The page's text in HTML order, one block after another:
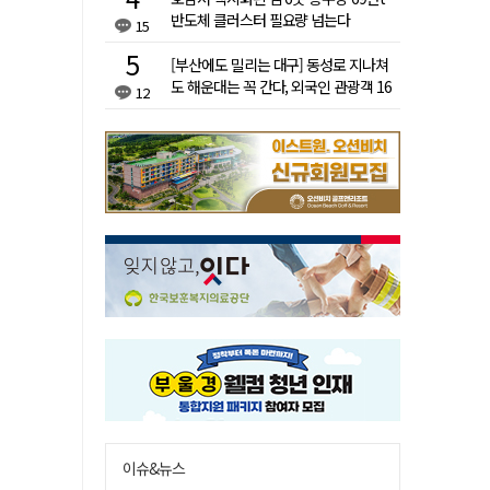
15
반도체 클러스터 필요량 넘는다
12
[부산에도 밀리는 대구] 동성로 지나쳐
도 해운대는 꼭 간다, 외국인 관광객 16
이슈&뉴스